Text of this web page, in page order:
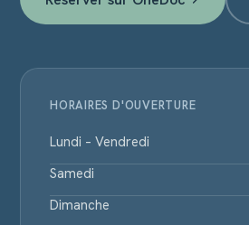
HORAIRES D'OUVERTURE
Lundi – Vendredi
Samedi
Dimanche